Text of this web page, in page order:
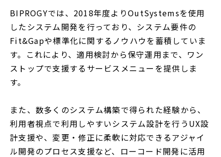
BIPROGYでは、2018年度よりOutSystemsを使用
したシステム開発を行っており、システム要件の
Fit&Gapや標準化に関するノウハウを蓄積していま
す。これにより、適用検討から保守運用まで、ワン
ストップで支援するサービスメニューを提供しま
す。
また、数多くのシステム構築で得られた経験から、
利用者視点で利用しやすいシステム設計を行うUX設
計支援や、変更・修正に柔軟に対応できるアジャイ
ル開発のプロセス支援など、ローコード開発に活用